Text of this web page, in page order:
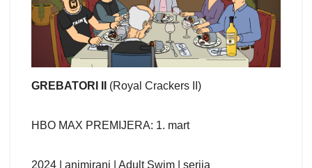
GREBATORI II (Royal Crackers II)
HBO MAX PREMIJERA: 1. mart
2024 | animirani | Adult Swim | serija